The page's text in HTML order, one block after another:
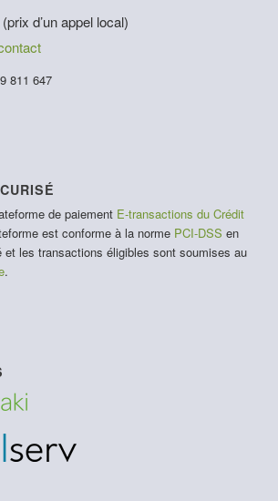
(prix d’un appel local)
811 647
de paiement E-transactions du Crédit
est conforme à la norme PCI-DSS en
et les transactions éligibles sont soumises au
.